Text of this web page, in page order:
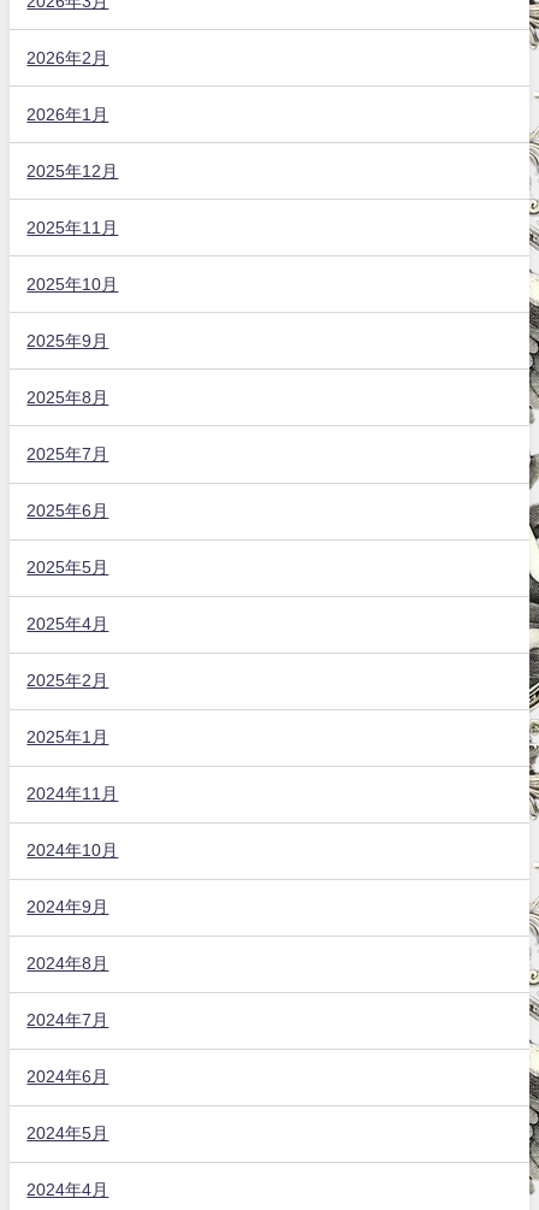
2026年2月
2026年1月
2025年12月
2025年11月
2025年10月
2025年9月
2025年8月
2025年7月
2025年6月
2025年5月
2025年4月
2025年2月
2025年1月
2024年11月
2024年10月
2024年9月
2024年8月
2024年7月
2024年6月
2024年5月
2024年4月